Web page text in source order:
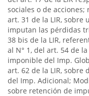
sociales o de acciones;
art. 31 de la LIR, sobre
imputan las pérdidas
38 bis de la LIR,
al N° 1, del art. 54 de
imponible del Imp.
art. 62 de la LIR,
del Imp. Adicional;
sobre retención de